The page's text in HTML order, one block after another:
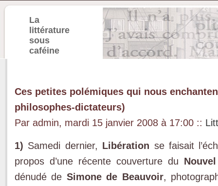
La
littérature
sous
caféine
Ces petites polémiques qui nous
philosophes-dictateurs)
Par admin, mardi 15 janvier 2008 à 17:00 ::
1) Samedi dernier, Libération se faisait
propos d’une récente couverture du
dénudé de Simone de Beauvoir,